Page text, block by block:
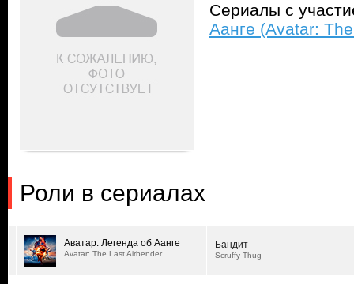
Сериалы с
Аанге (Avatar:
Роли в сериалах
Аватар: Легенда об Аанге
Avatar: The Last Airbender
Бандит
Scruffy Thug